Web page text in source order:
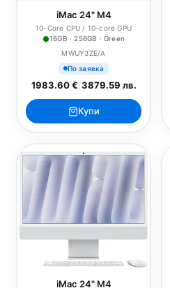
iMac 24" M4
10-Core CPU / 10-core GPU
16GB · 256GB · Green
MWUY3ZE/A
По заявка
1983.60 €/3879.59 лв.
Купи
iMac 24" M4